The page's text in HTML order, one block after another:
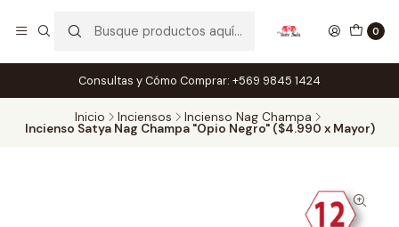
0
Consultas y Cómo Comprar: +569 9845 1424
Inicio Inciensos Incienso Nag Champa
Incienso Satya Nag Champa "Opio Negro" ($4.990 x Mayor)